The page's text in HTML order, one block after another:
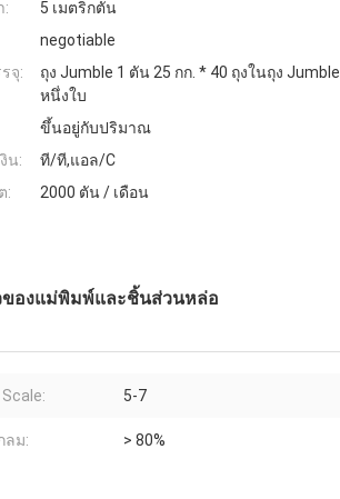
:
5 เมตริกตัน
negotiable
จุ:
ถุง Jumble 1 ตัน 25 กก. * 40 ถุงในถุง Jumble
หนึ่งใบ
ขึ้นอยู่กับปริมาณ
น:
ที/ที,แอล/C
:
2000 ตัน / เดือน
ของแม่พิมพ์และชิ้นส่วนหล่อ
5-7
ลม: > 80%